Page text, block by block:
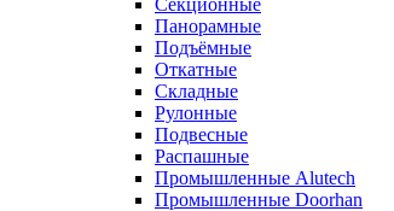
Панорамные
Подъёмные
Откатные
Складные
Рулонные
Подвесные
Распашные
Промышленные Alutech
Промышленные Doorhan